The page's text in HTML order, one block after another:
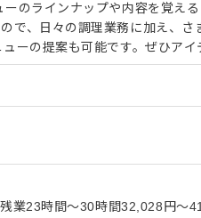
のラインナップや内容を覚え
で、日々の調理業務に加え、さ
ーの提案も可能です。ぜひアイ
ション改善なども大歓迎です。
入れや在庫管理などキッチンの
ッフの教育 ・洗浄や清掃など衛
かりサポートしますので、経験
プアップなどもめざせます。
業23時間～30時間32,028円～